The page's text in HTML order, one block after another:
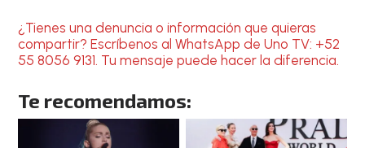
¿Tienes una denuncia o información que quieras
compartir? Escríbenos al WhatsApp de Uno TV: +52
55 8056 9131. Tu mensaje puede hacer la diferencia.
Te recomendamos: